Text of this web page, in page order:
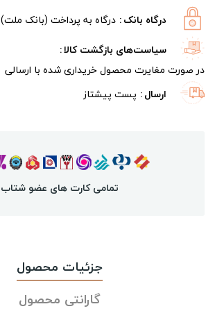
درگاه بانک درگاه به پرداخت (بانک ملت)
سیاست‌های بازگشت کالا
در صورت مغایرت محصول خریداری شده با ارسالی
ارسال پست پیشتاز
تمامی کارت های عضو شتاب
جزئیات محصول
گارانتی محصول